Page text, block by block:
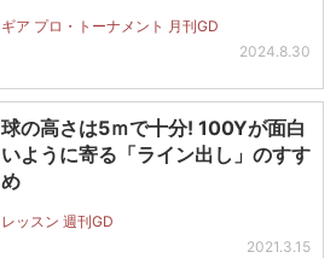
ギア プロ・トーナメント 月刊GD
2024.8.30
球の高さは5ｍで十分! 100Yが面白
いように寄る「ライン出し」のすす
め
レッスン 週刊GD
2021.3.15